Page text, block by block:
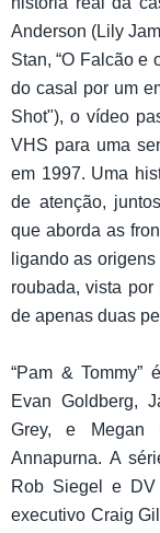
Anderson (Lily
Stan, “O Falcão e
do casal por um
Shot"), o vídeo
VHS para uma
em 1997. Uma
de atenção,
que aborda as
ligando as
roubada, vista
de apenas duas
“Pam & Tommy”
Evan Goldberg,
Grey, e
Annapurna. A
Rob Siegel e DV
executivo Craig